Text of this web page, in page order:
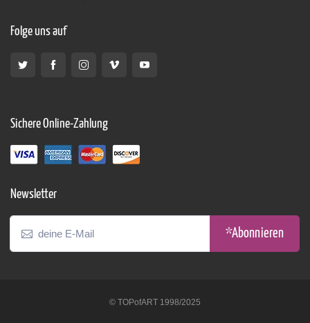
Folge uns auf
Sichere Online-Zahlung
Newsletter
*Abonnieren
© TOPofART 1998/2025